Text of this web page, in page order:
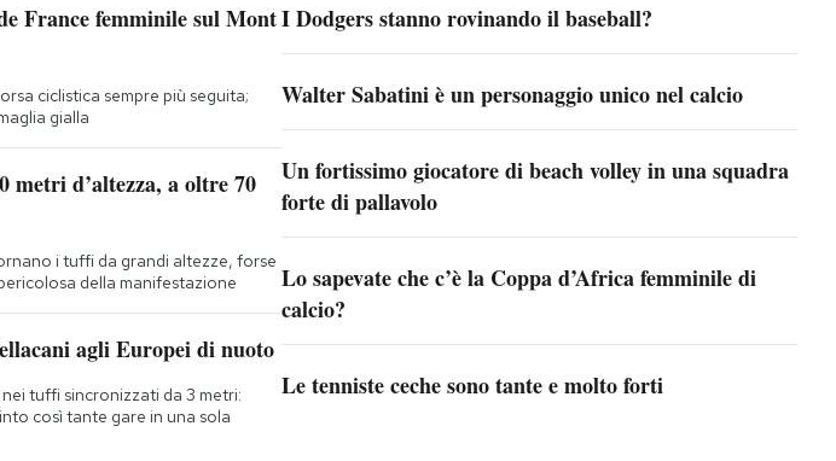
France femminile sul Mont
ciclistica sempre più seguita;
gialla
metri d’altezza, a oltre 70
i tuffi da grandi altezze, forse
della manifestazione
agli Europei di nuoto
tuffi sincronizzati da 3 metri:
così tante gare in una sola
I Dodgers stanno rovinando il baseball?
Walter Sabatini è un personaggio unico nel calcio
Un fortissimo giocatore di beach volley in una squadra
forte di pallavolo
Lo sapevate che c’è la Coppa d’Africa femminile di
calcio?
Le tenniste ceche sono tante e molto forti